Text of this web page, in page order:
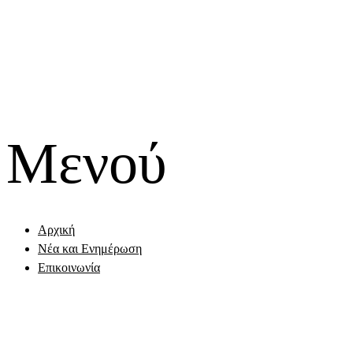
Μενού
Αρχική
Νέα και Ενημέρωση
Επικοινωνία